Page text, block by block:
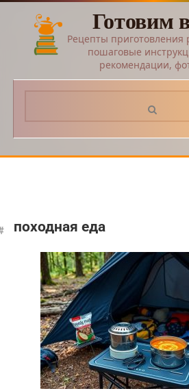
Перейти
контенту
Готовим
Рецепты
пошаговые
рекомендации,
походная еда